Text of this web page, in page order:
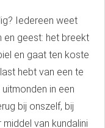
Iedereen weet
geest: het breekt
en gaat ten koste
hebt van een te
in een
bij onszelf, bij
van kundalini